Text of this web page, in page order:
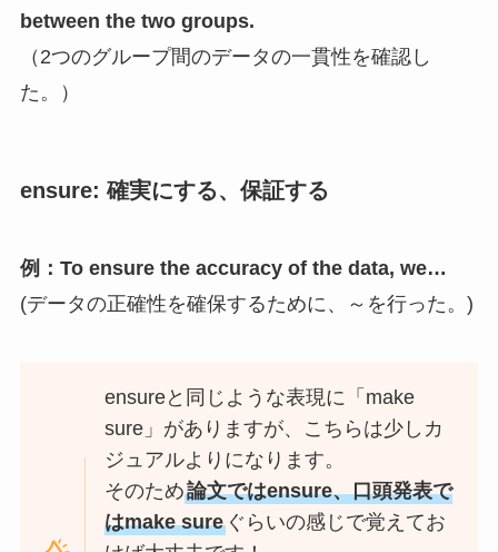
between the two groups.
（2つのグループ間のデータの一貫性を確認し
た。）
ensure: 確実にする、保証する
例：To ensure the accuracy of the data, we…
(データの正確性を確保するために、～を行った。)
ensureと同じような表現に「make
sure」がありますが、こちらは少しカ
ジュアルよりになります。
そのため論文ではensure、口頭発表で
はmake sure ぐらいの感じで覚えてお